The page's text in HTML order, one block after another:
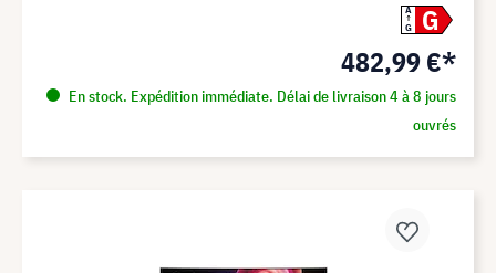
A
G
G
482,99 €*
En stock. Expédition immédiate. Délai de livraison 4 à 8 jours
ouvrés